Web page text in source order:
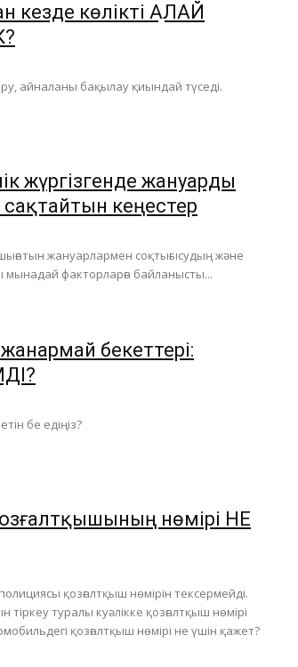
кезде көлікті ҚАЛАЙ
айналаны бақылау қиындай түседі.
жүргізгенде жануарды
кеңестер
жануарлармен соқтығысудың және
факторларға байланысты...
бекеттері:
бе едіңіз?
нөмірі НЕ
қозғалтқыш нөмірін тексермейді.
тіркеу туралы куәлікке қозғалтқыш нөмірі
қозғалтқыш нөмірі не үшін қажет?